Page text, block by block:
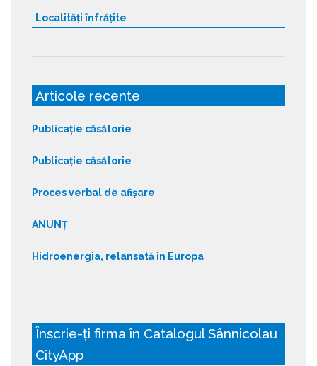
Localități înfrățite
Articole recente
Publicație căsătorie
Publicație căsătorie
Proces verbal de afișare
ANUNȚ
Hidroenergia, relansată în Europa
Înscrie-ți firma în Catalogul Sânnicolau
CityApp